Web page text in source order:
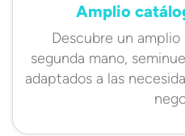
Amplio
Descubre un
segunda mano,
adaptados a las